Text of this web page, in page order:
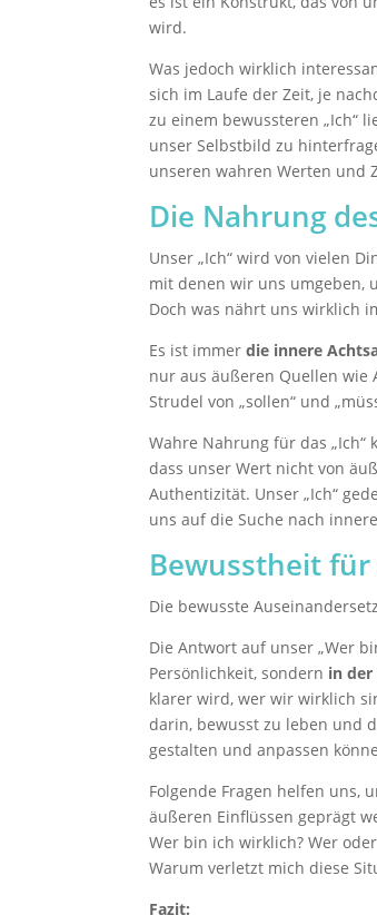
wird.
Was jedoch wirklich
sich im Laufe der Zeit, je
zu einem bewussteren „Ich“
unser Selbstbild zu
unseren wahren Werten und
Die Nahrung
Unser „Ich“ wird von vielen
mit denen wir uns umgeben,
Doch was nährt uns wirklich
Es ist immerdie innere
nur aus äußeren Quellen wie
Strudel von „sollen“ und
Wahre Nahrung für das
dass unser Wert nicht von
Authentizität. Unser „Ich“
uns auf die Suche nach
Bewusstheit für
Die bewusste
Die Antwort auf unser „Wer
Persönlichkeit, sondern in der
klarer wird, wer wir wirklich
darin, bewusst zu leben und
gestalten und anpassen
Folgende Fragen helfen uns,
äußeren Einflüssen geprägt
Wer bin ich wirklich? Wer
Warum verletzt mich diese
Fazit: